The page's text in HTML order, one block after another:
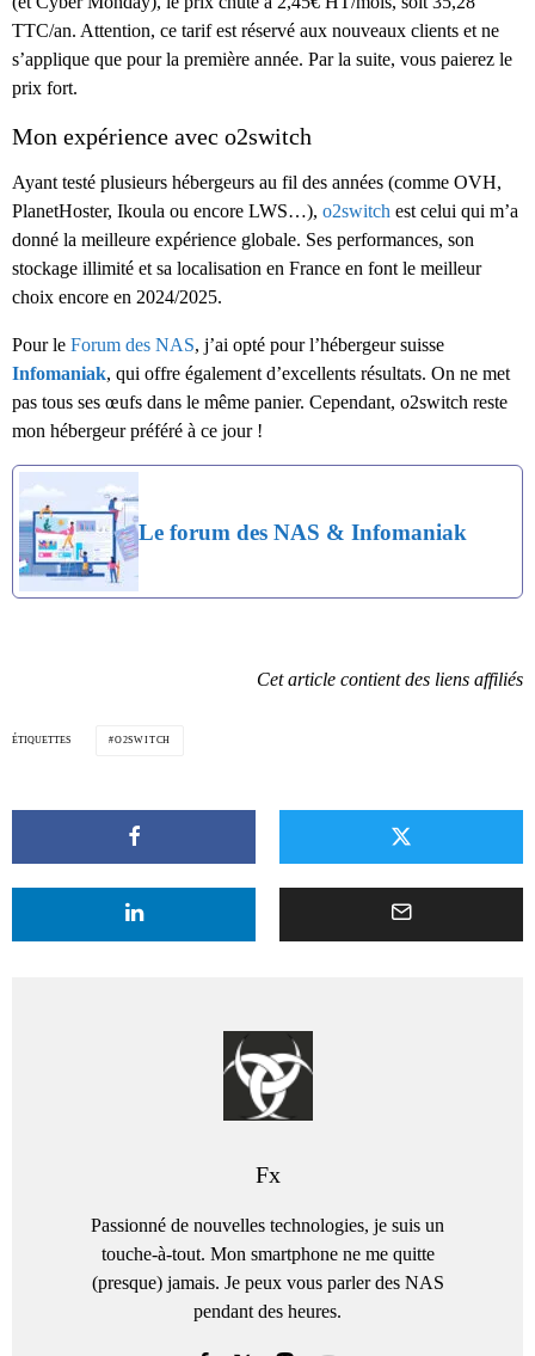
TTC/an. Attention, ce tarif est réservé aux nouveaux clients et ne
s’applique que pour la première année. Par la suite, vous paierez le
prix fort.
Mon expérience avec o2switch
Ayant testé plusieurs hébergeurs au fil des années (comme OVH,
PlanetHoster, Ikoula ou encore LWS…), o2switch est celui qui m’a
donné la meilleure expérience globale. Ses performances, son
stockage illimité et sa localisation en France en font le meilleur
choix encore en 2024/2025.
Pour le Forum des NAS, j’ai opté pour l’hébergeur suisse
Infomaniak, qui offre également d’excellents résultats. On ne met
pas tous ses œufs dans le même panier. Cependant, o2switch reste
mon hébergeur préféré à ce jour !
Le forum des NAS & Infomaniak
Cet article contient des liens affiliés
ÉTIQUETTES O2SWITCH
Fx
Passionné de nouvelles technologies, je suis un
touche-à-tout. Mon smartphone ne me quitte
(presque) jamais. Je peux vous parler des NAS
pendant des heures.